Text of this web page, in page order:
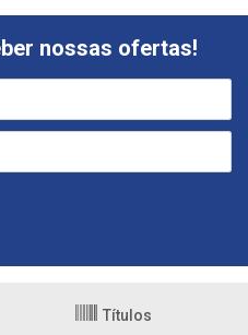
nossas ofertas!
Títulos